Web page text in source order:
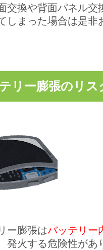
交換や背面パネル交
しまった場合は是非
リー膨張のリス
ー膨張はバッテリー
発火する危険性があ